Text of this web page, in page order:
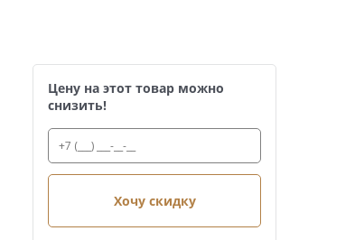
Цену на этот товар можно
снизить!
Хочу скидку